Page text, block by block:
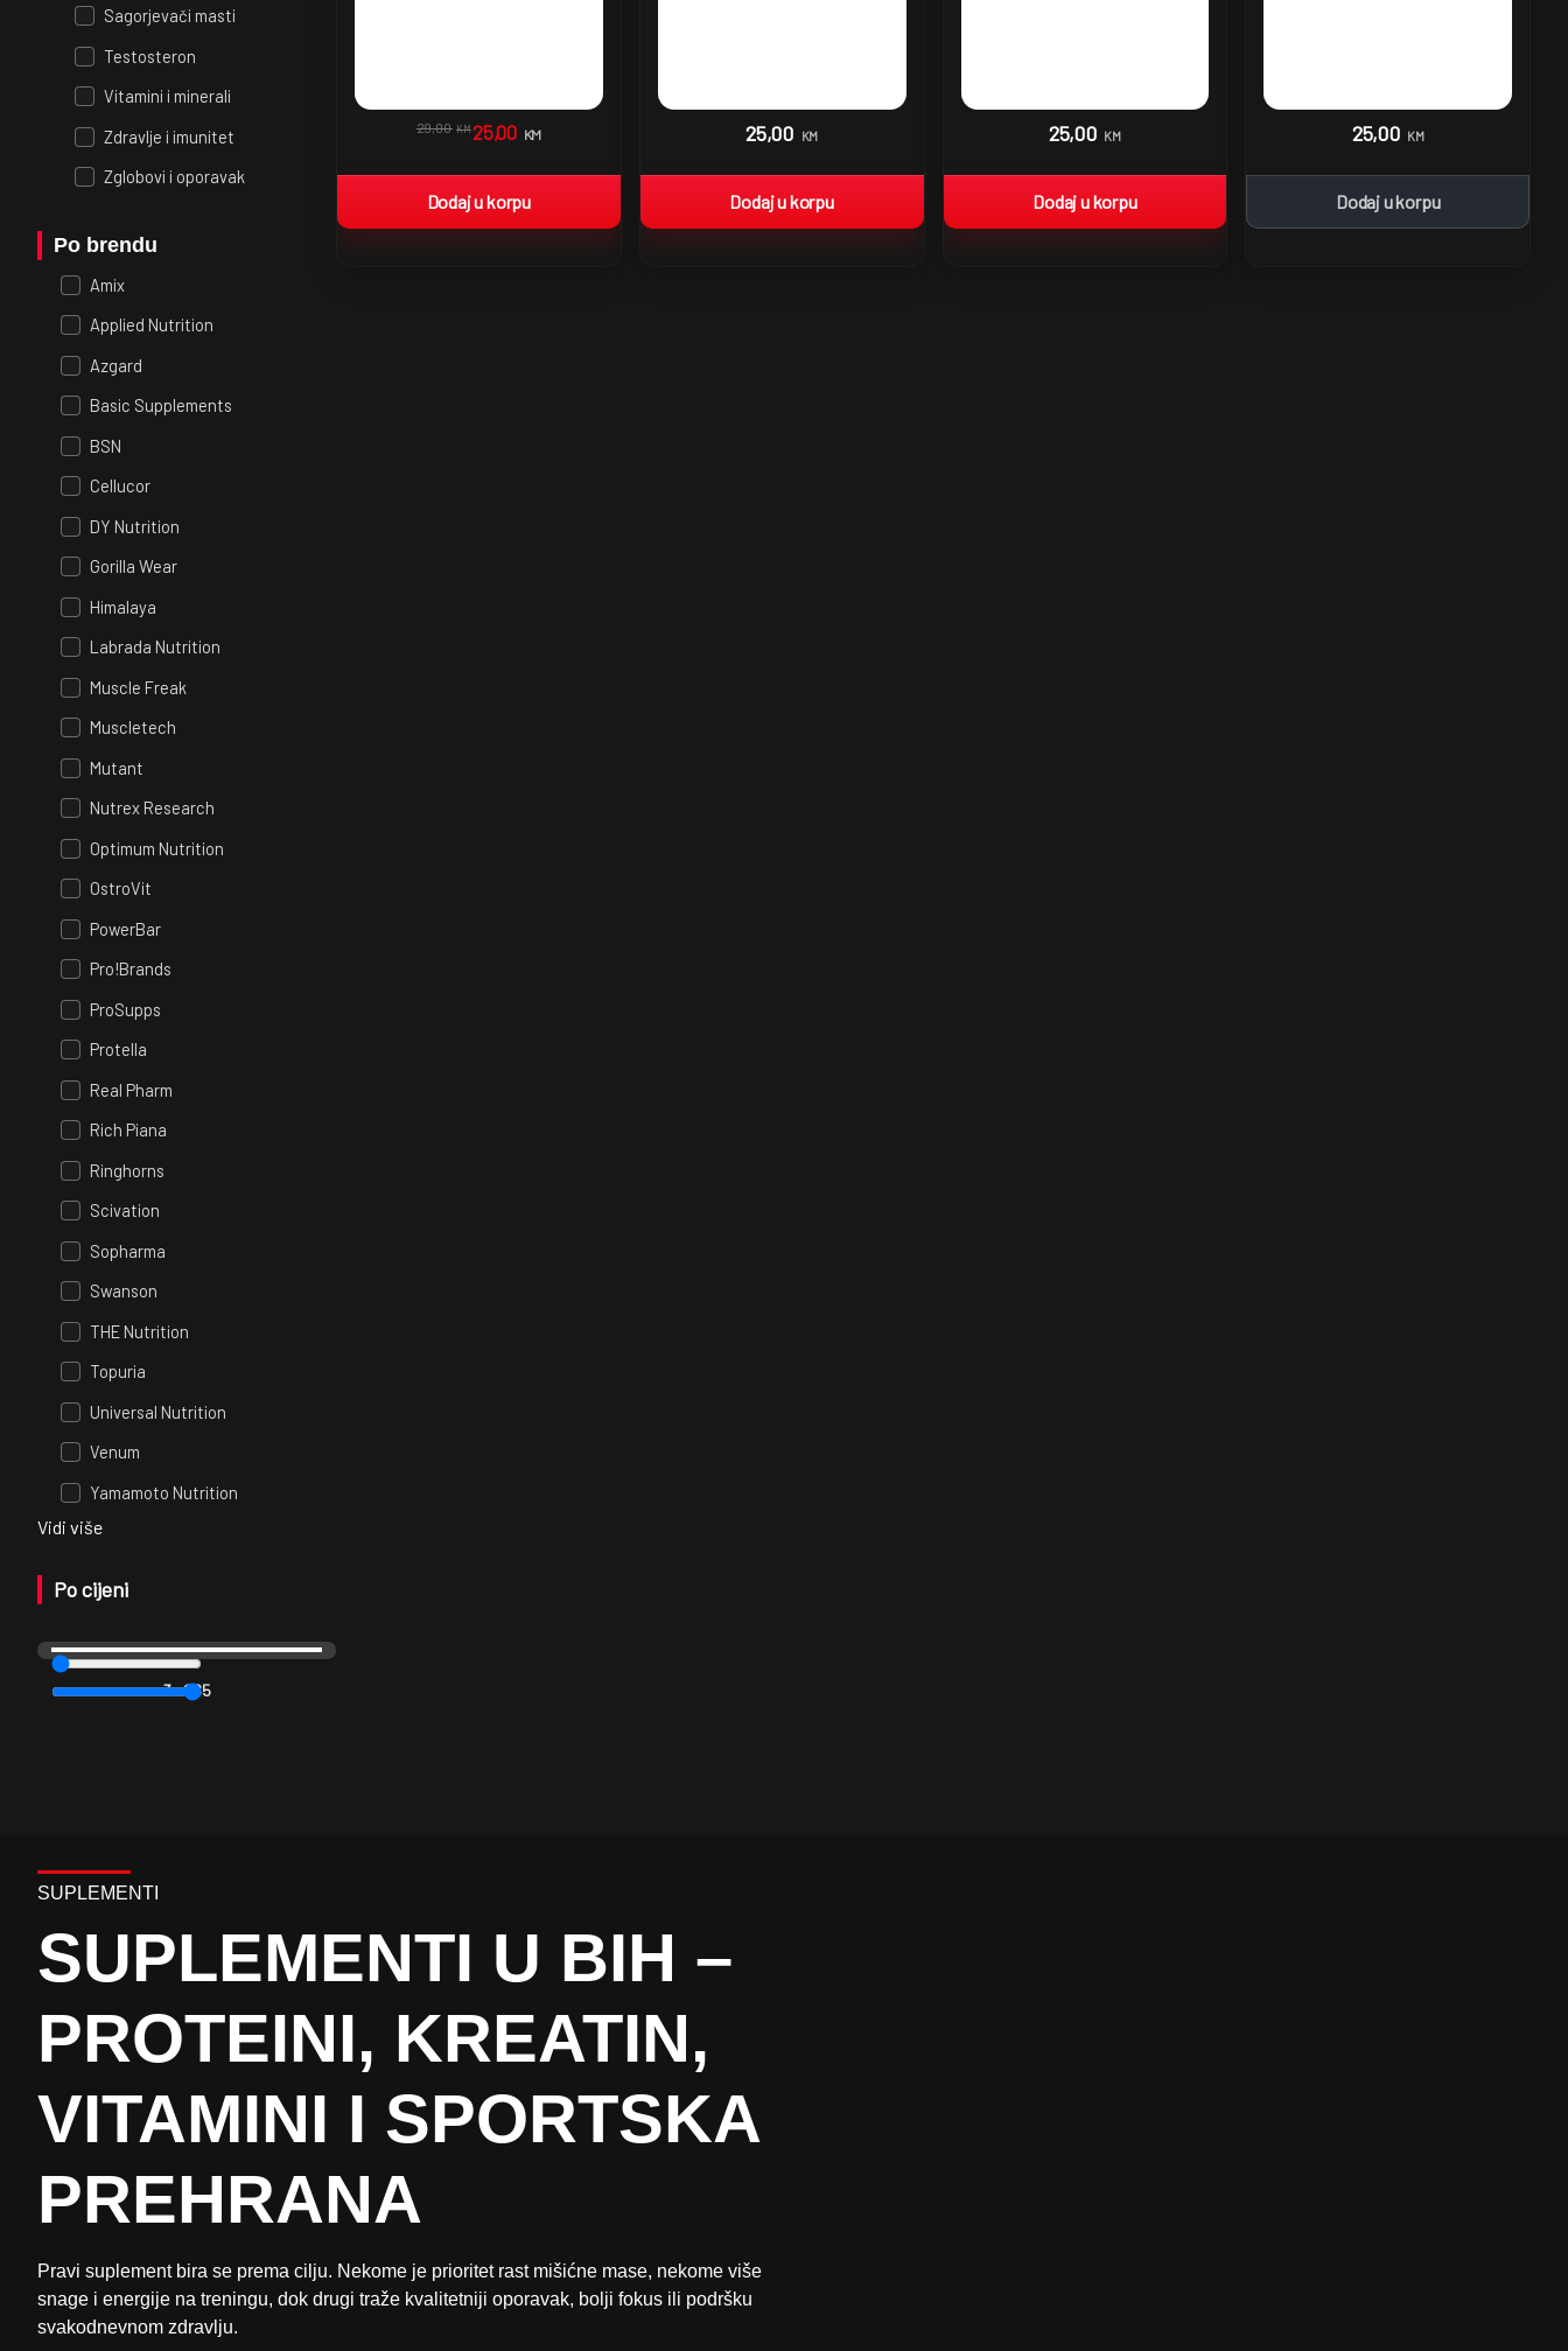
Sagorjevači masti
Testosteron
Vitamini i minerali
Zdravlje i imunitet
Zglobovi i oporavak
Po brendu
Amix
Applied Nutrition
Azgard
Basic Supplements
BSN
Cellucor
DY Nutrition
Gorilla Wear
Himalaya
Labrada Nutrition
Muscle Freak
Muscletech
Mutant
Nutrex Research
Optimum Nutrition
OstroVit
PowerBar
Pro!Brands
ProSupps
Protella
Real Pharm
Rich Piana
Ringhorns
Scivation
Sopharma
Swanson
THE Nutrition
Topuria
Universal Nutrition
Venum
Yamamoto Nutrition
Vidi više
Po cijeni
3—285
29,00 KM25,00 KM
Dodaj u korpu
25,00 KM
Dodaj u korpu
25,00 KM
Dodaj u korpu
25,00 KM
Dodaj u korpu
SUPLEMENTI
SUPLEMENTI U BIH –
PROTEINI, KREATIN,
VITAMINI I SPORTSKA
PREHRANA
Pravi suplement bira se prema cilju. Nekome je prioritet rast mišićne mase, nekome više
snage i energije na treningu, dok drugi traže kvalitetniji oporavak, bolji fokus ili podršku
svakodnevnom zdravlju.